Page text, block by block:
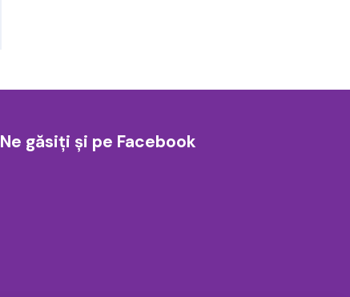
Ne găsiți și pe Facebook